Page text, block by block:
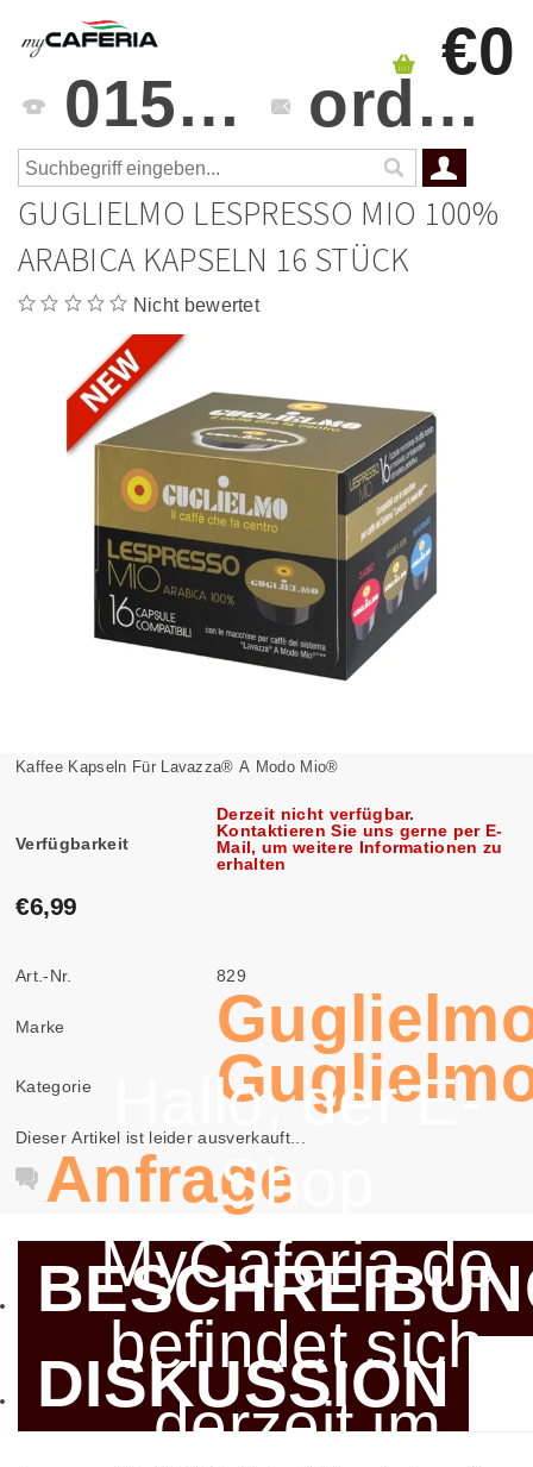
0151 4241 3459 orders@mycaferia.de
€0
GUGLIELMO LESPRESSO MIO 100%
ARABICA KAPSELN 16 STÜCK
Nicht bewertet
Kaffee Kapseln Für Lavazza® A Modo Mio®
Verfügbarkeit
Derzeit nicht verfügbar.
Kontaktieren Sie uns gerne per E-
Mail, um weitere Informationen zu
erhalten
€6,99
Art.-Nr. 829
Marke
Kategorie
Dieser Artikel ist leider ausverkauft...
Anfrage
DISKUSSION
Hallo, der E-
Shop
MyCaferia.de
befindet sich
derzeit im